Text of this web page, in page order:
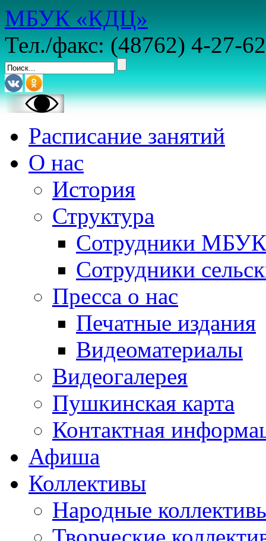
МБУК «КДЦ»
Тел./факс: (48762) 4-27-62
Расписание занятий
О нас
История
Структура
Сотрудники
Сотрудники
Пресса о нас
Печатные издания
Видеоматериалы
Видеогалерея
Пушкинская карта
Контактная
Афиша
Коллективы
Народные